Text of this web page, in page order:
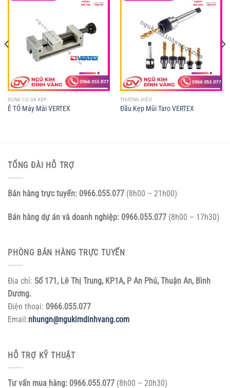
DỤNG CỤ GÁ KẸP
Ê TÔ Máy Mài VERTEX
THƯƠNG HIỆU
Đầu Kẹp Mũi Taro VERTEX
TỔNG ĐÀI HỖ TRỢ
Bán hàng trực tuyến: 0966.055.077 (8h00 – 21h00)
Bán hàng dự án và doanh nghiệp: 0966.055.077 (8h00 – 17h30)
PHÒNG BÁN HÀNG TRỰC TUYẾN
Địa chỉ: Số 171, Lê Thị Trung, KP1A, P An Phú, Thuận An, Bình
Dương.
Điện thoại: 0966.055.077
Email:nhungn@ngukimdinhvang.com
HỖ TRỢ KỸ THUẬT
Tư vấn mua hàng: 0966.055.077 (8h00 – 20h30)